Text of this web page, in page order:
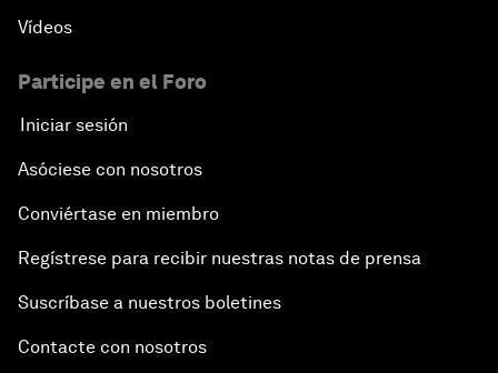
Vídeos
Participe en el Foro
Iniciar sesión
Asóciese con nosotros
Conviértase en miembro
Regístrese para recibir nuestras notas de prensa
Suscríbase a nuestros boletines
Contacte con nosotros